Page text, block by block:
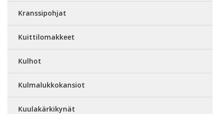
Kranssipohjat
Kuittilomakkeet
Kulhot
Kulmalukkokansiot
Kuulakärkikynät